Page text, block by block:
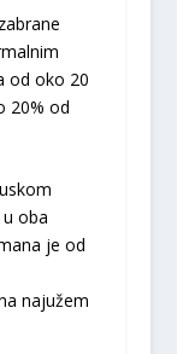
od oko 20
20% od
oba
je od
najužem